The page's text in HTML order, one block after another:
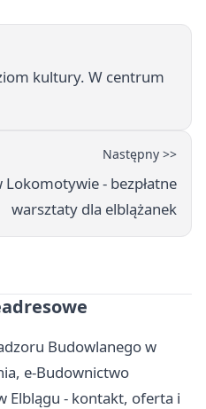
kultury. W centrum
Następny >>
Lokomotywie - bezpłatne
warsztaty dla elblążanek
Budowlanego w
e-Budownictwo
Elblągu - kontakt, oferta i